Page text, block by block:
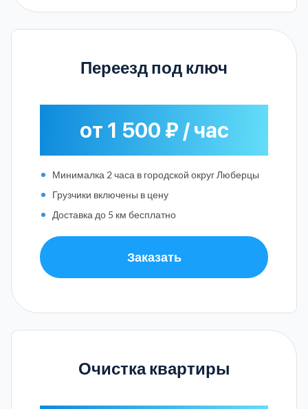
Переезд под ключ
от 1 500 ₽ / час
Минималка 2 часа в городской округ Люберцы
Грузчики включены в цену
Доставка до 5 км бесплатно
Заказать
Очистка квартиры